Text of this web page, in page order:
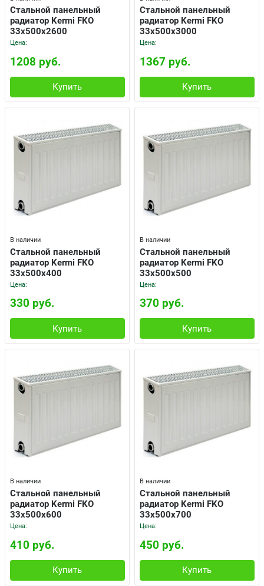
Cтальной панельный
радиатор Kermi FKO
33x500x2600
Цена:
1208 руб.
Купить
Cтальной панельный
радиатор Kermi FKO
33x500x3000
Цена:
1367 руб.
Купить
В наличии
Cтальной панельный
радиатор Kermi FKO
33x500x400
Цена:
330 руб.
Купить
В наличии
Cтальной панельный
радиатор Kermi FKO
33x500x500
Цена:
370 руб.
Купить
В наличии
Cтальной панельный
радиатор Kermi FKO
33x500x600
Цена:
410 руб.
Купить
В наличии
Cтальной панельный
радиатор Kermi FKO
33x500x700
Цена:
450 руб.
Купить